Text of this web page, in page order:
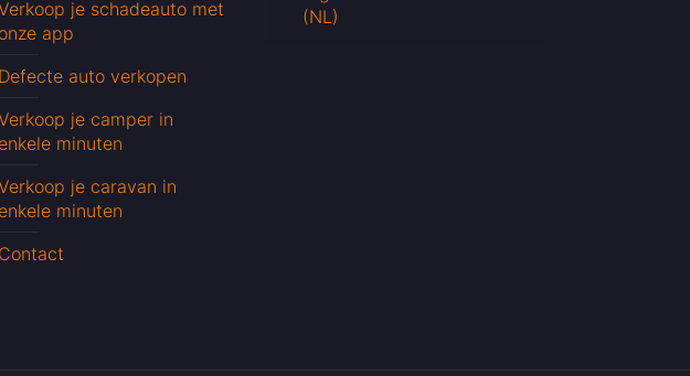
je schadeauto met
onze app
Defecte auto verkopen
je camper in
enkele minuten
je caravan in
enkele minuten
Contact
(NL)